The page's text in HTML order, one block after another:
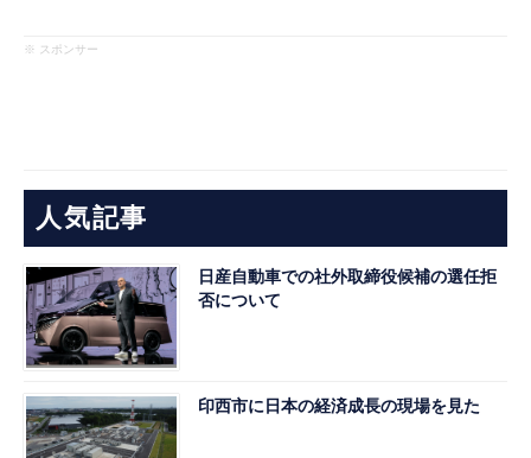
※ スポンサー
人気記事
日産自動車での社外取締役候補の選任拒
否について
印西市に日本の経済成長の現場を見た